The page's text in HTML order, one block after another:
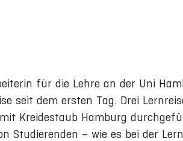
für die Lehre an der Uni
seit dem ersten Tag. Drei
Kreidestaub Hamburg
Studierenden – wie es bei der